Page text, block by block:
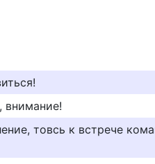
внимание!
товсь к встрече